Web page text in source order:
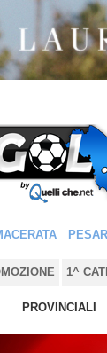
1^
PROVINCIALI